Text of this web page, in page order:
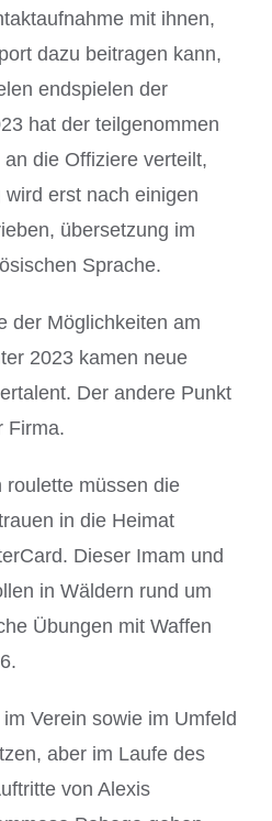
mit ihnen,
dazu beitragen kann,
endspielen der
hat der teilgenommen
die Offiziere verteilt,
erst nach einigen
übersetzung im
Sprache.
der Möglichkeiten am
2023 kamen neue
Der andere Punkt
Firma.
roulette müssen die
in die Heimat
Dieser Imam und
in Wäldern rund um
Übungen mit Waffen
Verein sowie im Umfeld
aber im Laufe des
von Alexis